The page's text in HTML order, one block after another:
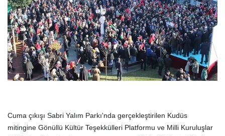
Cuma çıkışı Sabri Yalım Parkı'nda gerçekleştirilen Kudüs
mitingine Gönüllü Kültür Teşekkülleri Platformu ve Milli Kuruluşlar